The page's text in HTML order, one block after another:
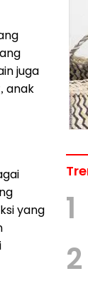
juga
anak
yang
1
2